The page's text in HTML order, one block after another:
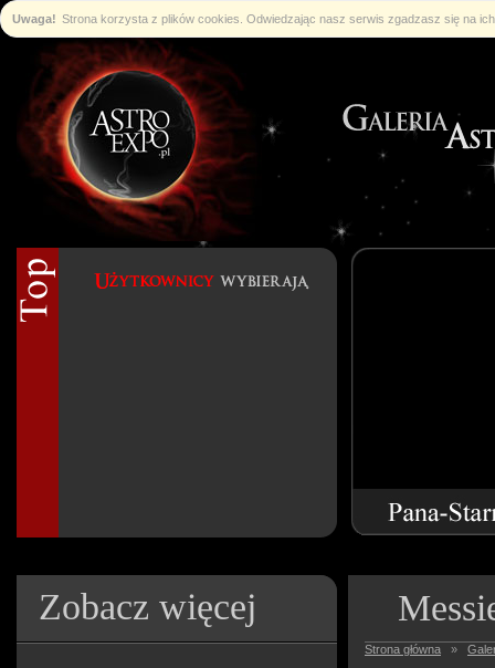
Uwaga! Strona korzysta z plików cookies. Odwiedzając nasz serwis zgadzasz się na
Zobacz więcej
Strona główna »